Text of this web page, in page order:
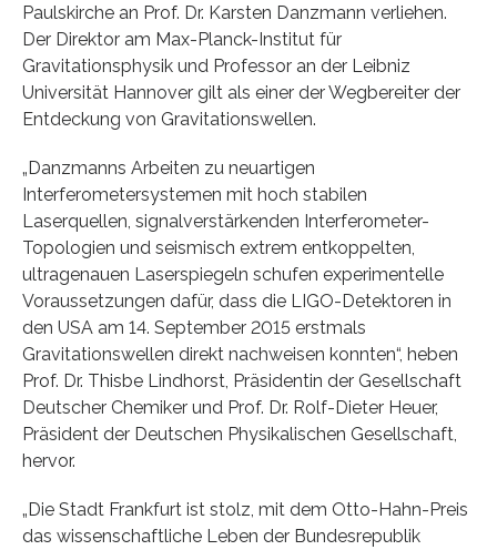
Paulskirche an Prof. Dr. Karsten Danzmann verliehen.
Der Direktor am Max-Planck-Institut für
Gravitationsphysik und Professor an der Leibniz
Universität Hannover gilt als einer der Wegbereiter der
Entdeckung von Gravitationswellen.
„Danzmanns Arbeiten zu neuartigen
Interferometersystemen mit hoch stabilen
Laserquellen, signalverstärkenden Interferometer-
Topologien und seismisch extrem entkoppelten,
ultragenauen Laserspiegeln schufen experimentelle
Voraussetzungen dafür, dass die LIGO-Detektoren in
den USA am 14. September 2015 erstmals
Gravitationswellen direkt nachweisen konnten“, heben
Prof. Dr. Thisbe Lindhorst, Präsidentin der Gesellschaft
Deutscher Chemiker und Prof. Dr. Rolf-Dieter Heuer,
Präsident der Deutschen Physikalischen Gesellschaft,
hervor.
„Die Stadt Frankfurt ist stolz, mit dem Otto-Hahn-Preis
das wissenschaftliche Leben der Bundesrepublik